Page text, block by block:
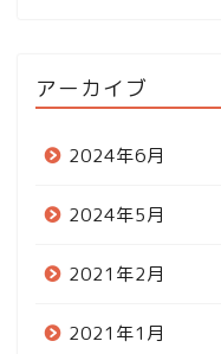
アーカイブ
2024年6月
2024年5月
2021年2月
2021年1月